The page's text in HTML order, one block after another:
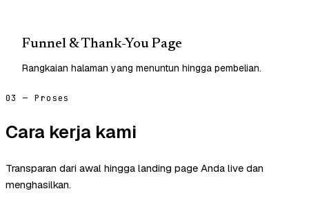
Funnel & Thank-You Page
Rangkaian halaman yang menuntun hingga pembelian.
03 — Proses
Cara kerja kami
Transparan dari awal hingga landing page Anda live dan
menghasilkan.